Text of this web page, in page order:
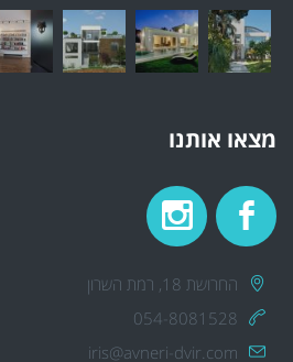
מצאו אותנו
החרושת 18, רמת השרון
054-8081528
iris@avneri-dvir.com